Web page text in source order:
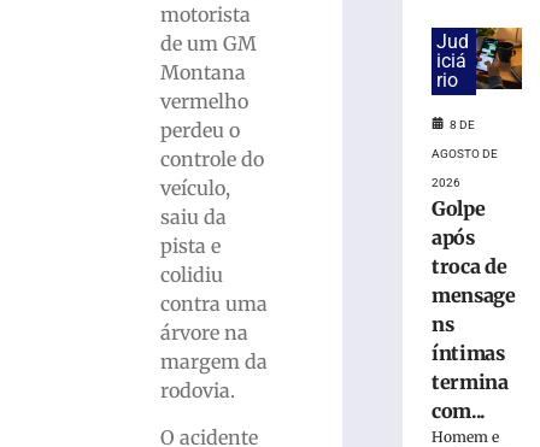
motorista
de um GM
Montana
vermelho
perdeu o
controle do
veículo,
saiu da
pista e
colidiu
contra uma
árvore na
margem da
rodovia.
O acidente
Bento
Jud
iciá
rio
8 DE
AGOSTO DE
2026
Golpe
após
troca de
mensage
ns
íntimas
termina
com...
Homem e